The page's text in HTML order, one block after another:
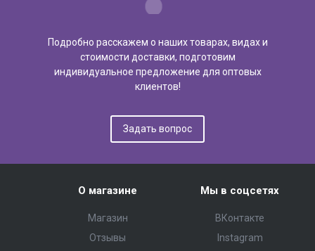
Подробно расскажем о наших товарах, видах и
стоимости доставки, подготовим
индивидуальное предложение для оптовых
клиентов!
Задать вопрос
О магазине
Магазин
Отзывы
Мы в соцсетях
ВКонтакте
Instagram